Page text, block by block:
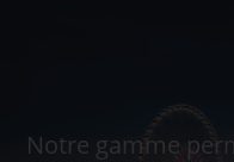
Notre gamme